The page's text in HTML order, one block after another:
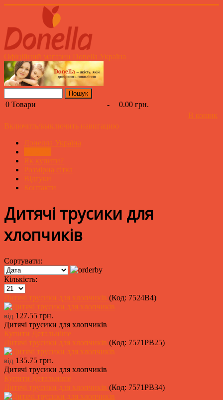
Офіційний магазин Donella Україна
0 Товари -
0.00 грн.
В кошик
Включить/выключить навигацию
Донелла Україна
Як купити?
Розмірна сітка
Відгуки
Контакти
Дитячі трусики для
хлопчиків
Сортувати:
Кількість:
Дитячі трусики для хлопчиків (Код: 7524B4)
від 127.55 грн.
Дитячі трусики для хлопчиків
Купити Детальніше
Дитячі трусики для хлопчиків (Код: 7571PB25)
від 135.75 грн.
Дитячі трусики для хлопчиків
Купити Детальніше
Дитячі трусики для хлопчиків (Код: 7571PB34)